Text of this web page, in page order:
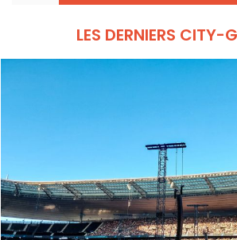
LES DERNIERS CITY-